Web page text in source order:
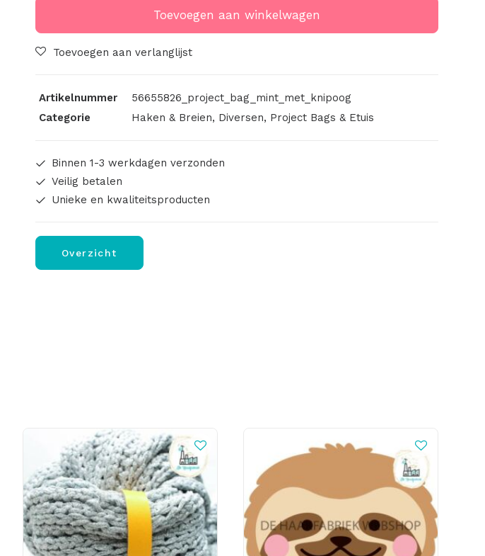
Knipoog
aantal
Toevoegen aan winkelwagen
Toevoegen aan verlanglijst
Artikelnummer
56655826_project_bag_mint_met_knipoog
Categorie
Haken & Breien, Diversen, Project Bags & Etuis
Binnen 1-3 werkdagen verzonden
Veilig betalen
Unieke en kwaliteitsproducten
Overzicht